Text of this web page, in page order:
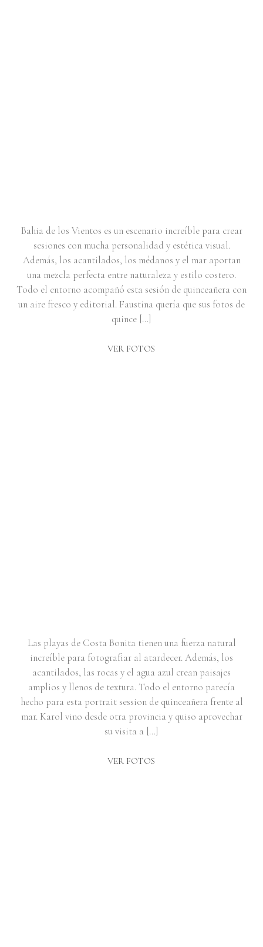
VER FOTOS
Bahia de los Vientos es un escenario increíble para crear
sesiones con mucha personalidad y estética visual.
Además, los acantilados, los médanos y el mar aportan
una mezcla perfecta entre naturaleza y estilo costero.
Todo el entorno acompañó esta sesión de quinceañera con
un aire fresco y editorial. Faustina quería que sus fotos de
quince […]
VER FOTOS
Las playas de Costa Bonita tienen una fuerza natural
increíble para fotografiar al atardecer. Además, los
acantilados, las rocas y el agua azul crean paisajes
amplios y llenos de textura. Todo el entorno parecía
hecho para esta portrait session de quinceañera frente al
mar. Karol vino desde otra provincia y quiso aprovechar
su visita a […]